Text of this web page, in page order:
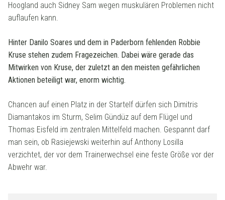
Hoogland auch Sidney Sam wegen muskulären Problemen nicht
auflaufen kann.
Hinter Danilo Soares und dem in Paderborn fehlenden Robbie
Kruse stehen zudem Fragezeichen. Dabei wäre gerade das
Mitwirken von Kruse, der zuletzt an den meisten gefährlichen
Aktionen beteiligt war, enorm wichtig.
Chancen auf einen Platz in der Startelf dürfen sich Dimitris
Diamantakos im Sturm, Selim Gündüz auf dem Flügel und
Thomas Eisfeld im zentralen Mittelfeld machen. Gespannt darf
man sein, ob Rasiejewski weiterhin auf Anthony Losilla
verzichtet, der vor dem Trainerwechsel eine feste Größe vor der
Abwehr war.